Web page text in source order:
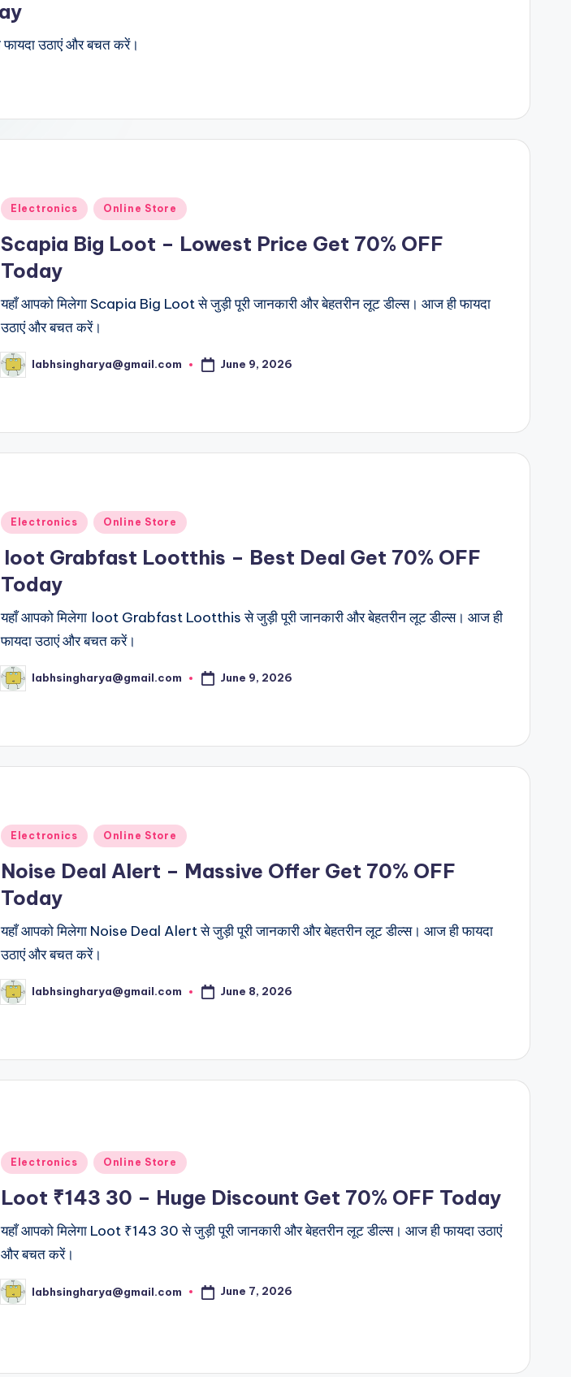
उठाएं और बचत करें।
Posted
Electronics Online Store
Scapia Big Loot – Lowest Price Get 70% OFF
Today
यहाँ आपको मिलेगा Scapia Big Loot से जुड़ी पूरी जानकारी और बेहतरीन लूट डील्स। आज ही फायदा
उठाएं और बचत करें।
Posted
by
labhsingharya@gmail.com June 9, 2026
Posted
Electronics Online Store
loot Grabfast Lootthis – Best Deal Get 70% OFF
Today
यहाँ आपको मिलेगा loot Grabfast Lootthis से जुड़ी पूरी जानकारी और बेहतरीन लूट डील्स। आज ही
फायदा उठाएं और बचत करें।
Posted
by
labhsingharya@gmail.com June 9, 2026
Posted
Electronics Online Store
Noise Deal Alert – Massive Offer Get 70% OFF
Today
यहाँ आपको मिलेगा Noise Deal Alert से जुड़ी पूरी जानकारी और बेहतरीन लूट डील्स। आज ही फायदा
उठाएं और बचत करें।
Posted
by
labhsingharya@gmail.com June 8, 2026
Posted
Electronics Online Store
Loot ₹143 30 – Huge Discount Get 70% OFF Today
यहाँ आपको मिलेगा Loot ₹143 30 से जुड़ी पूरी जानकारी और बेहतरीन लूट डील्स। आज ही फायदा उठाएं
और बचत करें।
Posted
by
labhsingharya@gmail.com June 7, 2026